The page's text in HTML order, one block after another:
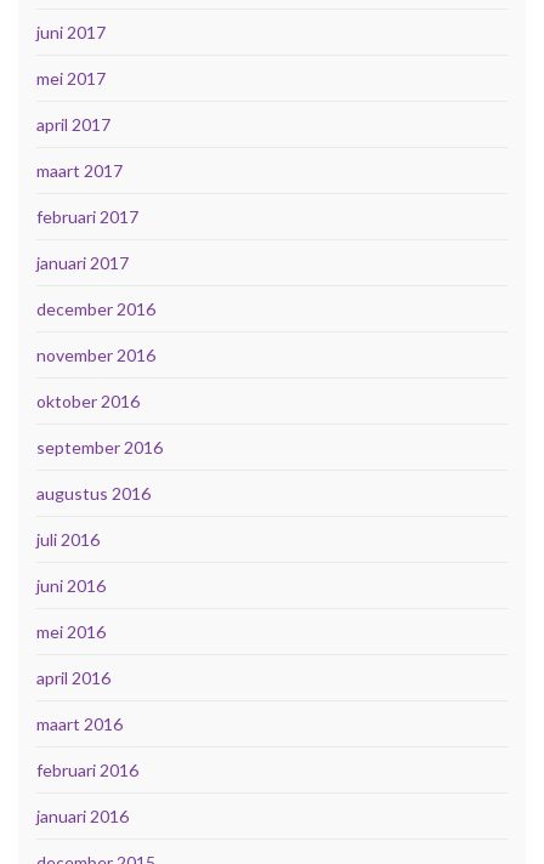
juni 2017
mei 2017
april 2017
maart 2017
februari 2017
januari 2017
december 2016
november 2016
oktober 2016
september 2016
augustus 2016
juli 2016
juni 2016
mei 2016
april 2016
maart 2016
februari 2016
januari 2016